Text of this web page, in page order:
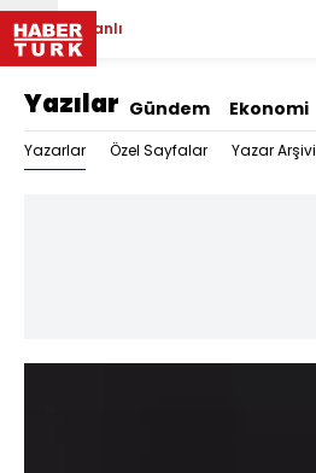
Canlı
Yazılar Gündem Ekonomi
Yazarlar Özel Sayfalar Yazar Arşivi